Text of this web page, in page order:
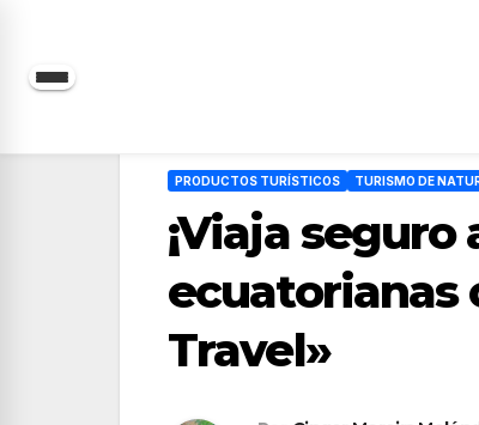
Saltar
PRODUCTOS TURÍSTICOS TURISMO DE
¡Viaja seguro
ecuatorianas
Travel»